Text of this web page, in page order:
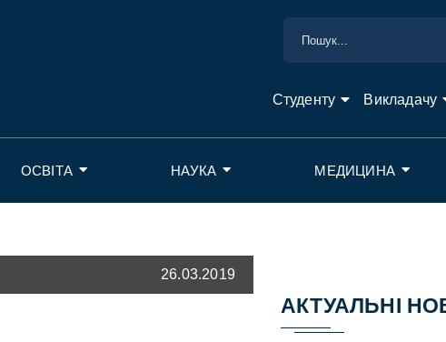
Студенту Викладачу
ОСВІТА НАУКА МЕДИЦИНА
26.03.2019
АКТУАЛЬНІ